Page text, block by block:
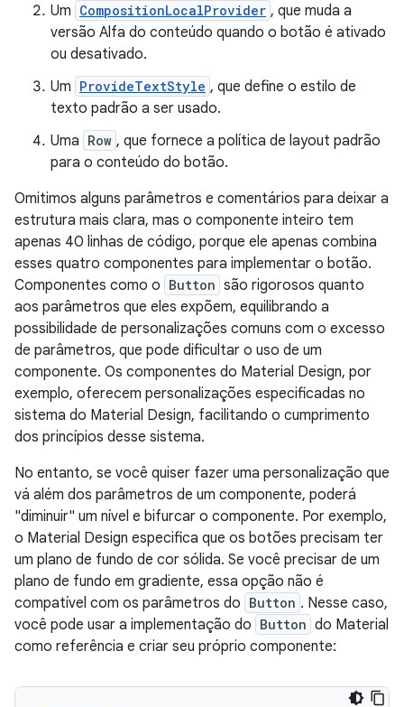
Um CompositionLocalProvider , que muda a
versão Alfa do conteúdo quando o botão é ativado
ou desativado.
Um ProvideTextStyle , que define o estilo de
texto padrão a ser usado.
Uma Row , que fornece a política de layout padrão
para o conteúdo do botão.
Omitimos alguns parâmetros e comentários para deixar a
estrutura mais clara, mas o componente inteiro tem
apenas 40 linhas de código, porque ele apenas combina
esses quatro componentes para implementar o botão.
Componentes como o Button são rigorosos quanto
aos parâmetros que eles expõem, equilibrando a
possibilidade de personalizações comuns com o excesso
de parâmetros, que pode dificultar o uso de um
componente. Os componentes do Material Design, por
exemplo, oferecem personalizações especificadas no
sistema do Material Design, facilitando o cumprimento
dos princípios desse sistema.
No entanto, se você quiser fazer uma personalização que
vá além dos parâmetros de um componente, poderá
"diminuir" um nível e bifurcar o componente. Por exemplo,
o Material Design especifica que os botões precisam ter
um plano de fundo de cor sólida. Se você precisar de um
plano de fundo em gradiente, essa opção não é
compatível com os parâmetros do Button . Nesse caso,
você pode usar a implementação do Button do Material
como referência e criar seu próprio componente: